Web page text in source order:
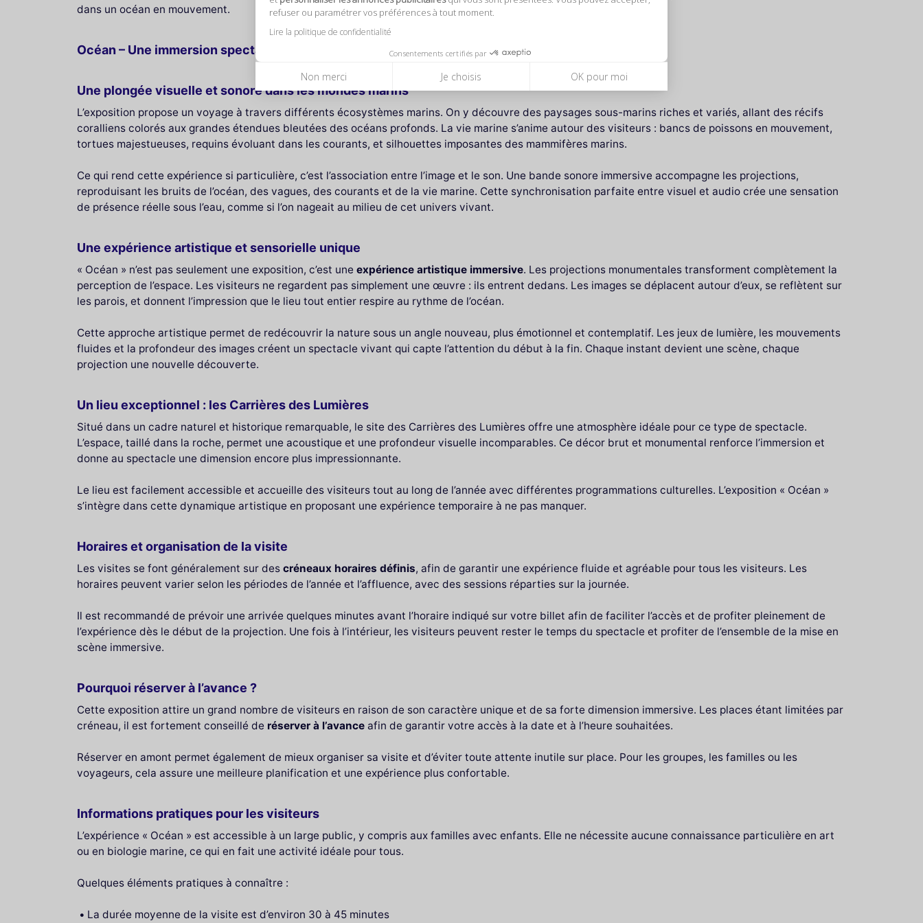
refuser ou paramétrer vos préférences à tout moment.
Lire la politique de confidentialité
Consentements certifiés par
Non merci Je choisis OK pour moi
dans un océan en mouvement.
Océan – Une immersion spectaculaire dans les profondeurs marines aux Carrières des Lumières
Une plongée visuelle et sonore dans les mondes marins
L’exposition propose un voyage à travers différents écosystèmes marins. On y découvre des paysages sous-marins riches et variés, allant des récifs
coralliens colorés aux grandes étendues bleutées des océans profonds. La vie marine s’anime autour des visiteurs : bancs de poissons en mouvement,
tortues majestueuses, requins évoluant dans les courants, et silhouettes imposantes des mammifères marins.
Ce qui rend cette expérience si particulière, c’est l’association entre l’image et le son. Une bande sonore immersive accompagne les projections,
reproduisant les bruits de l’océan, des vagues, des courants et de la vie marine. Cette synchronisation parfaite entre visuel et audio crée une sensation
de présence réelle sous l’eau, comme si l’on nageait au milieu de cet univers vivant.
Une expérience artistique et sensorielle unique
« Océan » n’est pas seulement une exposition, c’est une expérience artistique immersive. Les projections monumentales transforment complètement la
perception de l’espace. Les visiteurs ne regardent pas simplement une œuvre : ils entrent dedans. Les images se déplacent autour d’eux, se reflètent sur
les parois, et donnent l’impression que le lieu tout entier respire au rythme de l’océan.
Cette approche artistique permet de redécouvrir la nature sous un angle nouveau, plus émotionnel et contemplatif. Les jeux de lumière, les mouvements
fluides et la profondeur des images créent un spectacle vivant qui capte l’attention du début à la fin. Chaque instant devient une scène, chaque
projection une nouvelle découverte.
Un lieu exceptionnel : les Carrières des Lumières
Situé dans un cadre naturel et historique remarquable, le site des Carrières des Lumières offre une atmosphère idéale pour ce type de spectacle.
L’espace, taillé dans la roche, permet une acoustique et une profondeur visuelle incomparables. Ce décor brut et monumental renforce l’immersion et
donne au spectacle une dimension encore plus impressionnante.
Le lieu est facilement accessible et accueille des visiteurs tout au long de l’année avec différentes programmations culturelles. L’exposition « Océan »
s’intègre dans cette dynamique artistique en proposant une expérience temporaire à ne pas manquer.
Horaires et organisation de la visite
Les visites se font généralement sur des créneaux horaires définis, afin de garantir une expérience fluide et agréable pour tous les visiteurs. Les
horaires peuvent varier selon les périodes de l’année et l’affluence, avec des sessions réparties sur la journée.
Il est recommandé de prévoir une arrivée quelques minutes avant l’horaire indiqué sur votre billet afin de faciliter l’accès et de profiter pleinement de
l’expérience dès le début de la projection. Une fois à l’intérieur, les visiteurs peuvent rester le temps du spectacle et profiter de l’ensemble de la mise en
scène immersive.
Pourquoi réserver à l’avance ?
Cette exposition attire un grand nombre de visiteurs en raison de son caractère unique et de sa forte dimension immersive. Les places étant limitées par
créneau, il est fortement conseillé de réserver à l’avance afin de garantir votre accès à la date et à l’heure souhaitées.
Réserver en amont permet également de mieux organiser sa visite et d’éviter toute attente inutile sur place. Pour les groupes, les familles ou les
voyageurs, cela assure une meilleure planification et une expérience plus confortable.
Informations pratiques pour les visiteurs
L’expérience « Océan » est accessible à un large public, y compris aux familles avec enfants. Elle ne nécessite aucune connaissance particulière en art
ou en biologie marine, ce qui en fait une activité idéale pour tous.
Quelques éléments pratiques à connaître :
La durée moyenne de la visite est d’environ 30 à 45 minutes